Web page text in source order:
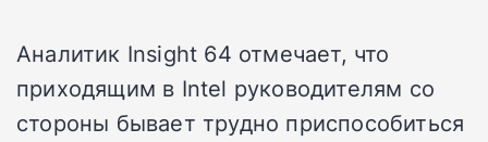
Аналитик Insight 64 отмечает, что
приходящим в Intel руководителям со
стороны бывает трудно приспособиться